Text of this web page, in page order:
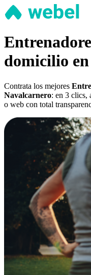
domicilio
Contrata los mejores
Navalcarnero: en 3 clics,
o web con total